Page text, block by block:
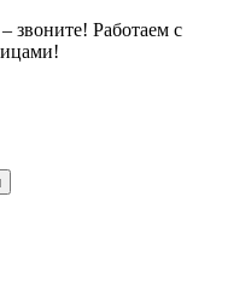
звоните! Работаем с